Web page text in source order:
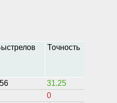
Точность
31.25
0